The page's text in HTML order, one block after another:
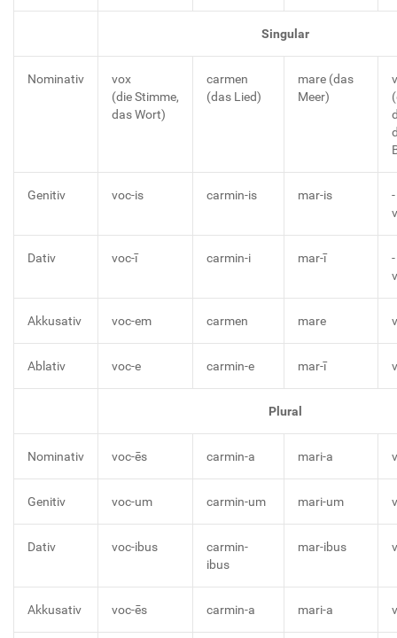
Singular
Nominativ
vox
(die Stimme,
das Wort)
carmen
(das Lied)
mare (das
Meer)
Genitiv voc-is carmin-is mar-is
Dativ voc-ī carmin-i mar-ī
Akkusativ voc-em carmen mare
Ablativ voc-e carmin-e mar-ī
Plural
Nominativ voc-ēs carmin-a mari-a
Genitiv voc-um carmin-um mari-um
Dativ voc-ibus
carmin-
ibus
mar-ibus
Akkusativ voc-ēs carmin-a mari-a